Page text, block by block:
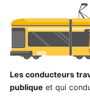
Les conducteurs
publique et qui